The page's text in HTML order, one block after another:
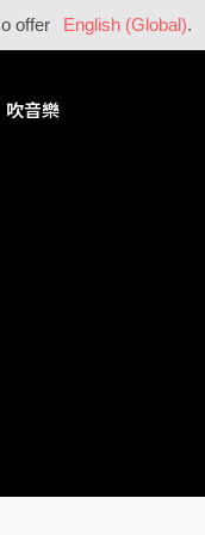
offer English (Global).
吹音樂